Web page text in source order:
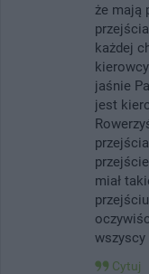
że mają
każdej
jaśnie
jest
miał
wszyscy
Cytuj